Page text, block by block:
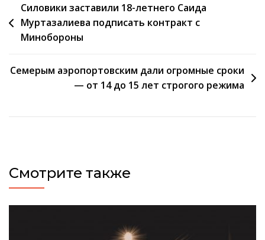
Навигация
по
записям
Силовики заставили 18-летнего Саида
Муртазалиева подписать контракт с
Минобороны
Семерым аэропортовским дали огромные сроки
— от 14 до 15 лет строгого режима
Смотрите также